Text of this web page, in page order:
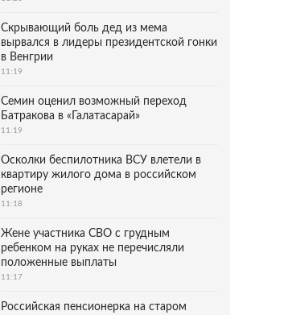
Скрывающий боль дед из мема
вырвался в лидеры президентской гонки
в Венгрии
11:19
Семин оценил возможный переход
Батракова в «Галатасарай»
11:19
Осколки беспилотника ВСУ влетели в
квартиру жилого дома в российском
регионе
11:18
Жене участника СВО с грудным
ребенком на руках не перечисляли
положенные выплаты
11:17
Российская пенсионерка на старом